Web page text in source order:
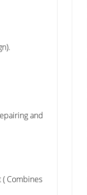
and
( Combines